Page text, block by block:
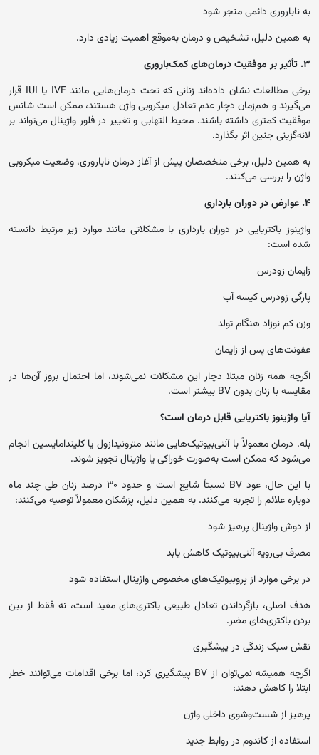
به ناباروری دائمی منجر شود
به همین دلیل، تشخیص و درمان به‌موقع اهمیت زیادی دارد.
۳. تأثیر بر موفقیت درمان‌های کمک‌باروری
برخی مطالعات نشان داده‌اند زنانی که تحت درمان‌هایی مانند IVF یا IUI قرار
می‌گیرند و هم‌زمان دچار عدم تعادل میکروبی واژن هستند، ممکن است شانس
موفقیت کمتری داشته باشند. محیط التهابی و تغییر در فلور واژینال می‌تواند بر
لانه‌گزینی جنین اثر بگذارد.
به همین دلیل، برخی متخصصان پیش از آغاز درمان ناباروری، وضعیت میکروبی
واژن را بررسی می‌کنند.
۴. عوارض در دوران بارداری
واژینوز باکتریایی در دوران بارداری با مشکلاتی مانند موارد زیر مرتبط دانسته
شده است:
زایمان زودرس
پارگی زودرس کیسه آب
وزن کم نوزاد هنگام تولد
عفونت‌های پس از زایمان
اگرچه همه زنان مبتلا دچار این مشکلات نمی‌شوند، اما احتمال بروز آن‌ها در
مقایسه با زنان بدون BV بیشتر است.
آیا واژینوز باکتریایی قابل درمان است؟
بله. درمان معمولاً با آنتی‌بیوتیک‌هایی مانند مترونیدازول یا کلیندامایسین انجام
می‌شود که ممکن است به‌صورت خوراکی یا واژینال تجویز شوند.
با این حال، عود BV نسبتاً شایع است و حدود ۳۰ درصد زنان طی چند ماه
دوباره علائم را تجربه می‌کنند. به همین دلیل، پزشکان معمولاً توصیه می‌کنند:
از دوش واژینال پرهیز شود
مصرف بی‌رویه آنتی‌بیوتیک کاهش یابد
در برخی موارد از پروبیوتیک‌های مخصوص واژینال استفاده شود
هدف اصلی، بازگرداندن تعادل طبیعی باکتری‌های مفید است، نه فقط از بین
بردن باکتری‌های مضر.
نقش سبک زندگی در پیشگیری
اگرچه همیشه نمی‌توان از BV پیشگیری کرد، اما برخی اقدامات می‌توانند خطر
ابتلا را کاهش دهند:
پرهیز از شست‌وشوی داخلی واژن
استفاده از کاندوم در روابط جدید